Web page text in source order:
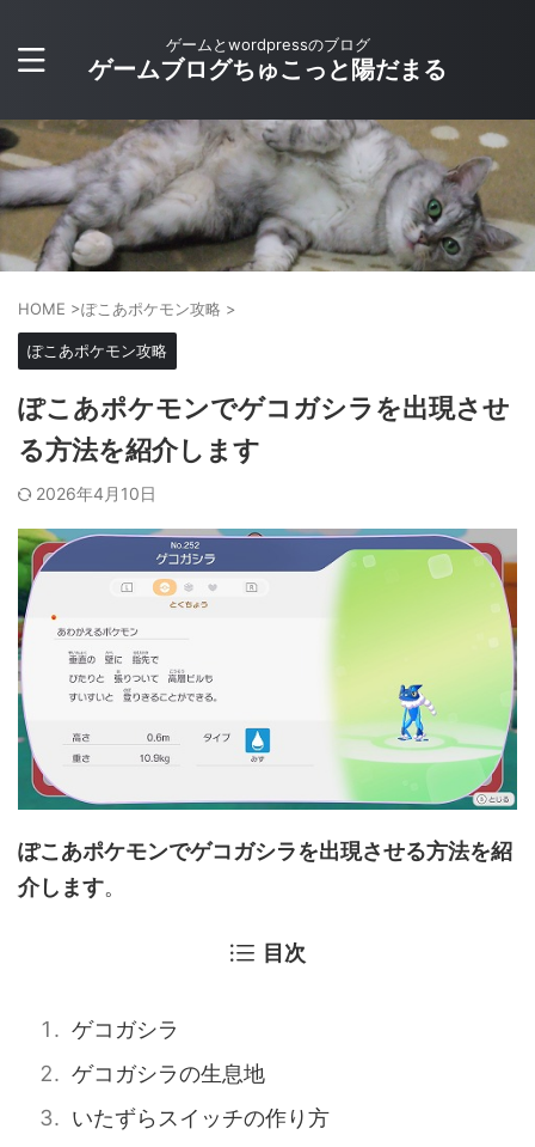
ゲームとwordpressのブログ
ゲームブログちゅこっと陽だまる
HOME >ぽこあポケモン攻略 >
ぽこあポケモン攻略
ぽこあポケモンでゲコガシラを出現させ
る方法を紹介します
2026年4月10日
ぽこあポケモンでゲコガシラを出現させる方法を紹
介します。
目次
ゲコガシラ
ゲコガシラの生息地
いたずらスイッチの作り方